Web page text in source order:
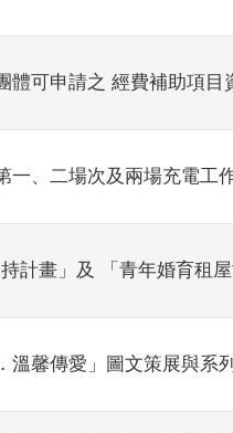
體可申請之 經費補助項目
、二場次及兩場充電工
計畫」及 「青年婚育租
馨傳愛」圖文策展與系